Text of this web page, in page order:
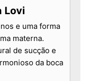
Lovi
e uma forma
materna.
de sucção e
da boca